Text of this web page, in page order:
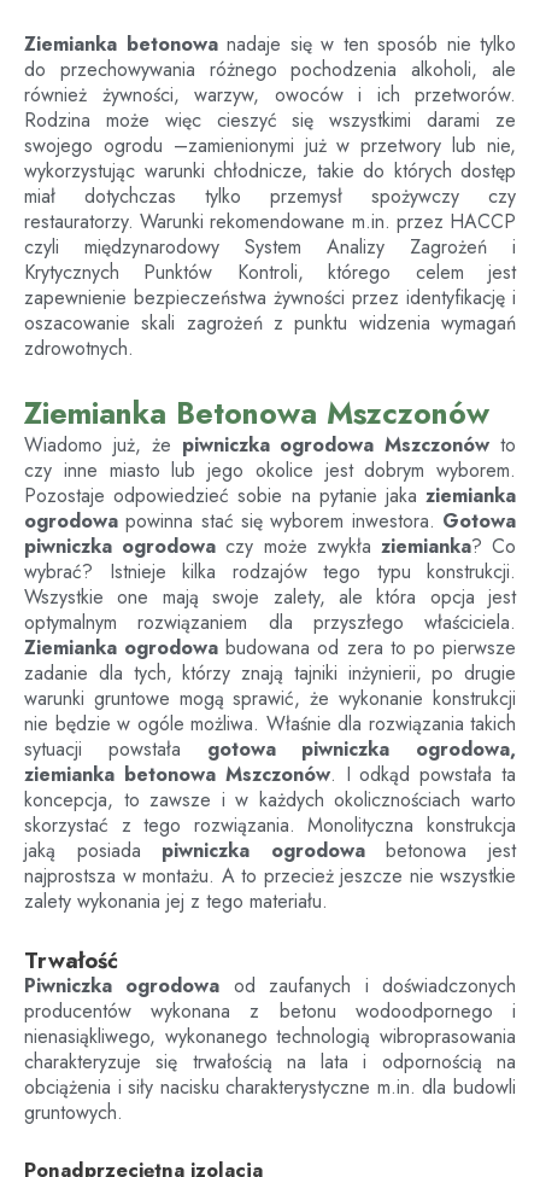
Ziemianka betonowanadaje się w ten sposób nie tylko
do przechowywania różnego pochodzenia alkoholi, ale
również żywności, warzyw, owoców i ich przetworów.
Rodzina może więc cieszyć się wszystkimi darami ze
swojego ogrodu –zamienionymi już w przetwory lub nie,
wykorzystując warunki chłodnicze, takie do których dostęp
miał dotychczas tylko przemysł spożywczy czy
restauratorzy. Warunki rekomendowane m.in. przez HACCP
czyli międzynarodowy System Analizy Zagrożeń i
Krytycznych Punktów Kontroli, którego celem jest
zapewnienie bezpieczeństwa żywności przez identyfikację i
oszacowanie skali zagrożeń z punktu widzenia wymagań
zdrowotnych.
Ziemianka Betonowa Mszczonów
Wiadomo już, że piwniczka ogrodowaMszczonówto
czy inne miasto lub jego okolice jest dobrym wyborem.
Pozostaje odpowiedzieć sobie na pytanie jaka ziemianka
ogrodowa powinna stać się wyborem inwestora. Gotowa
piwniczka ogrodowa czy może zwykła ziemianka? Co
wybrać? Istnieje kilka rodzajów tego typu konstrukcji.
Wszystkie one mają swoje zalety, ale która opcja jest
optymalnym rozwiązaniem dla przyszłego właściciela.
Ziemianka ogrodowa budowana od zera to po pierwsze
zadanie dla tych, którzy znają tajniki inżynierii, po drugie
warunki gruntowe mogą sprawić, że wykonanie konstrukcji
nie będzie w ogóle możliwa. Właśnie dla rozwiązania takich
sytuacji powstała gotowa piwniczka ogrodowa,
ziemianka betonowa Mszczonów. I odkąd powstała ta
koncepcja, to zawsze i w każdych okolicznościach warto
skorzystać z tego rozwiązania. Monolityczna konstrukcja
jaką posiada piwniczka ogrodowabetonowa jest
najprostsza w montażu. A to przecież jeszcze nie wszystkie
zalety wykonania jej z tego materiału.
Trwałość
Piwniczka ogrodowa od zaufanych i doświadczonych
producentów wykonana z betonu wodoodpornego i
nienasiąkliwego, wykonanego technologią wibroprasowania
charakteryzuje się trwałością na lata i odpornością na
obciążenia i siły nacisku charakterystyczne m.in. dla budowli
gruntowych.
Ponadprzeciętna izolacja